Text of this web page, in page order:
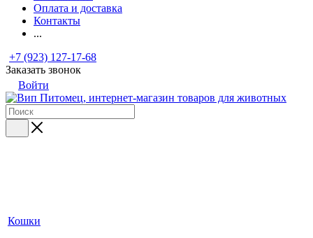
Оплата и доставка
Контакты
...
+7 (923) 127-17-68
Заказать звонок
Войти
Кошки